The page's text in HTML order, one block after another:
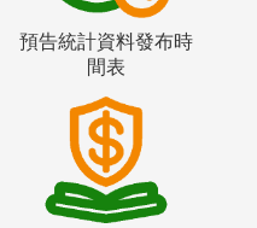
預告統計資料發布時
間表